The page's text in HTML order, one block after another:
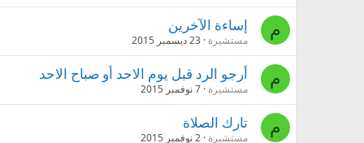
م إساءة اﻵخرين
مستشيرة 23 ديسمبر 2015
م أرجو الرد قبل يوم الاحد أو صباح الاحد
مستشيرة 7 نوفمبر 2015
م تارك الصلاة
مستشيرة 2 نوفمبر 2015